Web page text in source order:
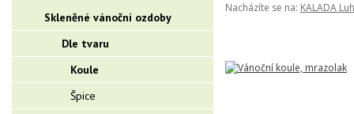
Skleněné vánoční ozdoby
Dle tvaru
Koule
Špice
Nacházíte se na: KALADA